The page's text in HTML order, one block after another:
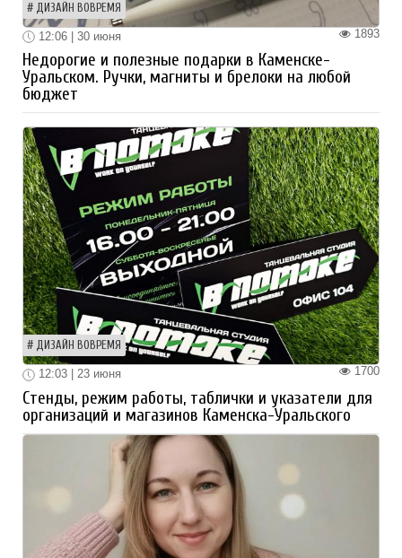
ДИЗАЙН ВОВРЕМЯ
1893
12:06 | 30 июня
Недорогие и полезные подарки в Каменске-
Уральском. Ручки, магниты и брелоки на любой
бюджет
ДИЗАЙН ВОВРЕМЯ
1700
12:03 | 23 июня
Стенды, режим работы, таблички и указатели для
организаций и магазинов Каменска-Уральского